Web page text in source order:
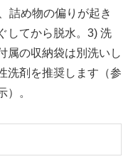
詰め物の偏りが起き
してから脱水。3) 洗
属の収納袋は別洗いし
洗剤を推奨します（参
）。